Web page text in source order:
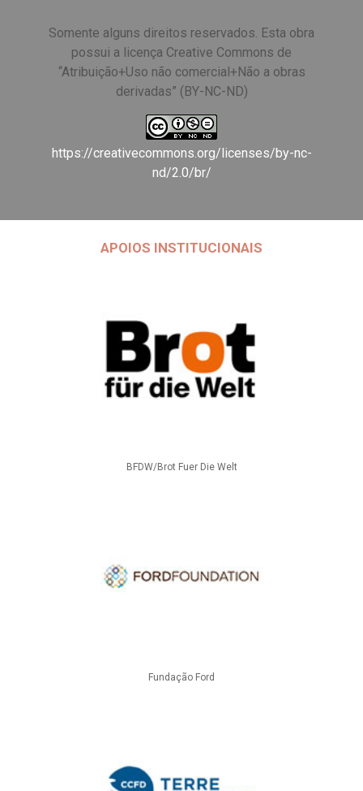
Somente alguns direitos reservados. Esta obra
possui a licença Creative Commons de
“Atribuição+Uso não comercial+Não a obras
derivadas” (BY-NC-ND)
https://creativecommons.org/licenses/by-nc-
nd/2.0/br/
APOIOS INSTITUCIONAIS
BFDW/Brot Fuer Die Welt
Fundação Ford